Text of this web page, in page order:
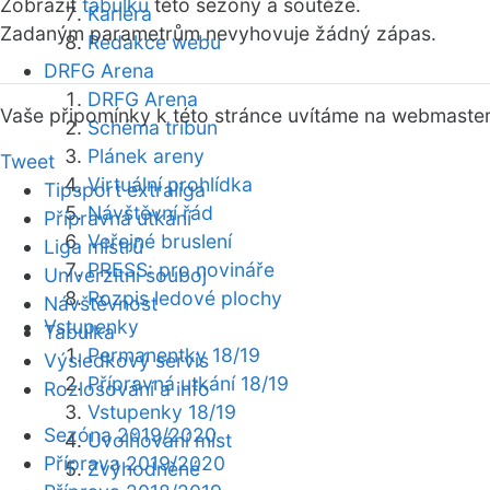
Kariéra
Redakce webu
DRFG Arena
DRFG Arena
Schéma tribun
Plánek areny
Virtuální prohlídka
Návštěvní řád
Veřejné bruslení
PRESS: pro novináře
Rozpis ledové plochy
Vstupenky
Permanentky 18/19
Přípravná utkání 18/19
Vstupenky 18/19
Uvolňování míst
Zvýhodněné
Zobrazit tabulku této sezóny a soutěže.
Zadaným parametrům nevyhovuje žádný zápas.
Vaše připomínky k této stránce uvítáme na webmaster
Tweet
Tipsport extraliga
Přípravná utkání
Liga mistrů
Univerzitní souboj
Návštěvnost
Tabulka
Výsledkový servis
Rozlosování a info
Sezóna 2019/2020
Příprava 2019/2020